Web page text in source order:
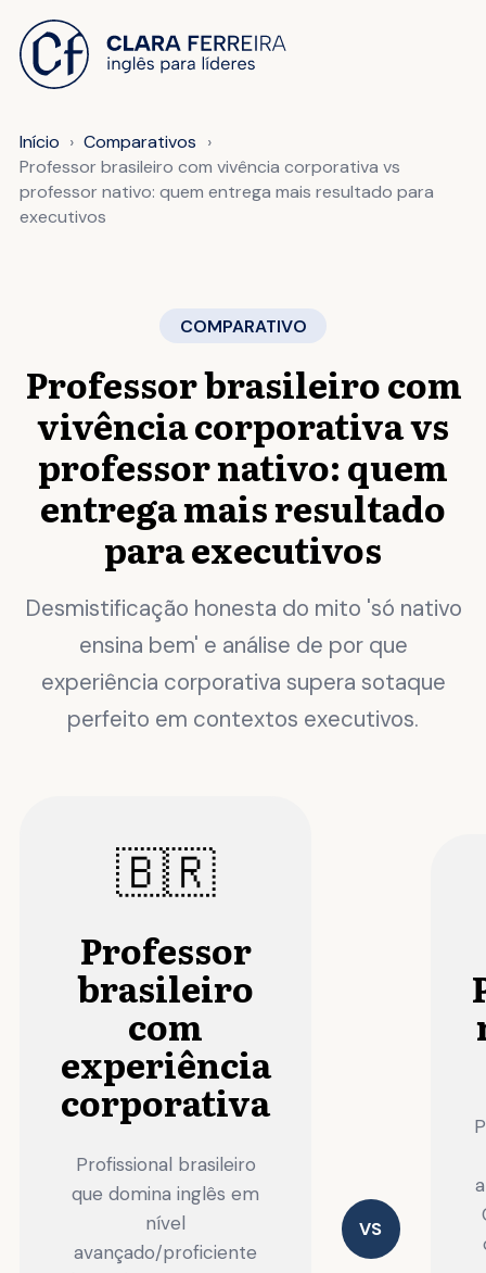
Início
Comparativos
Professor brasileiro com vivência corporativa vs
professor nativo: quem entrega mais resultado para
executivos
COMPARATIVO
Professor brasileiro com
vivência corporativa vs
professor nativo: quem
entrega mais resultado
para executivos
Desmistificação honesta do mito 'só nativo
ensina bem' e análise de por que
experiência corporativa supera sotaque
perfeito em contextos executivos.
🇧🇷
Professor
brasileiro
com
experiência
corporativa
Profissional brasileiro
que domina inglês em
nível
avançado/proficiente
VS